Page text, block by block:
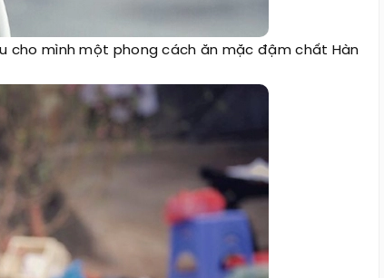
cho mình một phong cách ăn mặc đậm chất Hàn